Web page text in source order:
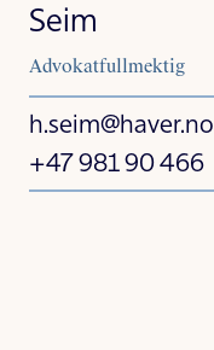
Seim
Advokatfullmektig
h.seim@haver.no
+47 981 90 466